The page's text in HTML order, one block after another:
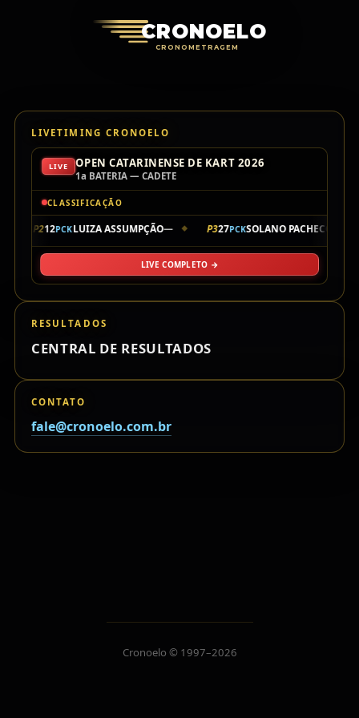
CRONOELO
CRONOMETRAGEM
LIVETIMING CRONOELO
LIVE OPEN CATARINENSE DE KART 2026
1a BATERIA — CADETE
CLASSIFICAÇÃO
P212PCKLUIZA ASSUMPÇÃO— ◆ P327PCKSOLANO PACHECO
LIVE COMPLETO →
RESULTADOS
CENTRAL DE RESULTADOS
CONTATO
fale@cronoelo.com.br
Cronoelo © 1997–2026